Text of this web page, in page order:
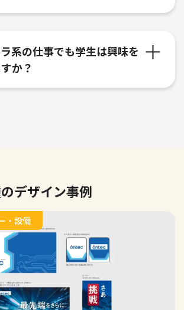
系の仕事でも学生は興味を
か？
デザイン事例
・設備